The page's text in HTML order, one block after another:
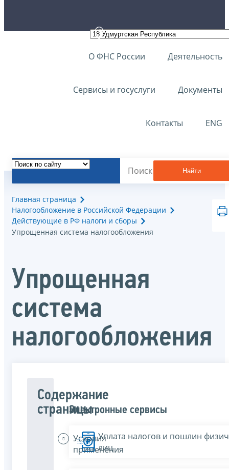
О ФНС России Деятельность
Сервисы и госуслуги Документы
Контакты ENG
Найти
Главная страница
Налогообложение в Российской Федерации
Действующие в РФ налоги и сборы
Упрощенная система налогообложения
Упрощенная
система
налогообложения
Содержание
страницы
Условия
применения
Электронные сервисы
Уплата налогов и пошлин
лиц